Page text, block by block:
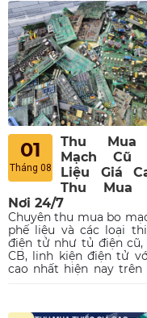
ngay để nhận báo giá
nay!
01
Tháng 08
Thu Mua
Mạch Cũ
Liệu Giá
Thu Mua
Nơi 24/7
Chuyên thu mua bo
phế liệu và các loại
điện tử như tủ điện cũ,
CB, linh kiện điện tử
cao nhất hiện nay trên